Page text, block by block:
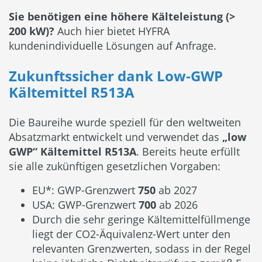
Sie benötigen eine höhere Kälteleistung (>
200 kW)? Auch hier bietet HYFRA
kundenindividuelle Lösungen auf Anfrage.
Zukunftssicher dank Low‑GWP
Kältemittel R513A
Die Baureihe wurde speziell für den weltweiten
Absatzmarkt entwickelt und verwendet das „low
GWP“ Kältemittel R513A. Bereits heute erfüllt
sie alle zukünftigen gesetzlichen Vorgaben:
EU*: GWP-Grenzwert 750 ab 2027
USA: GWP-Grenzwert 700 ab 2026
Durch die sehr geringe Kältemittelfüllmenge
liegt der CO2-Äquivalenz-Wert unter den
relevanten Grenzwerten, sodass in der Regel